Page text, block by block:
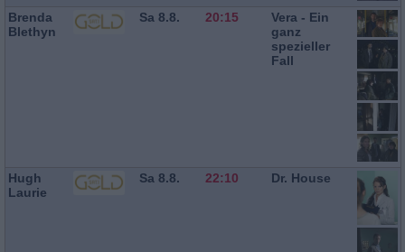
Brenda
Blethyn
Sa 8.8. 20:15
Vera - Ein
ganz
spezieller
Fall
Hugh
Laurie
Sa 8.8. 22:10 Dr. House